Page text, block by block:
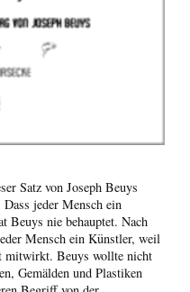
Satz von Joseph Beuys
jeder Mensch ein
Beuys nie behauptet. Nach
Mensch ein Künstler, weil
mitwirkt. Beuys wollte nicht
Gemälden und Plastiken